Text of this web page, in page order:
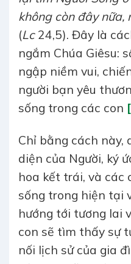
không còn đây nữa,
(Lc24,5). Đây là
ngắm Chúa Giêsu:
ngập niềm vui,
người bạn yêu
sống trong các con
Chỉ bằng cách này,
diện của Người, ký
hoa kết trái, và các
sống trong hiện tại
hướng tới tương lai
con sẽ tìm thấy sự
nối lịch sử của gia